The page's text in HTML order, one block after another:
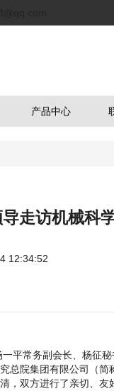
产品中心
走访机械科
12:34:52
平常务副会长、杨征秘
总院集团有限公司（简
，双方进行了亲切、友